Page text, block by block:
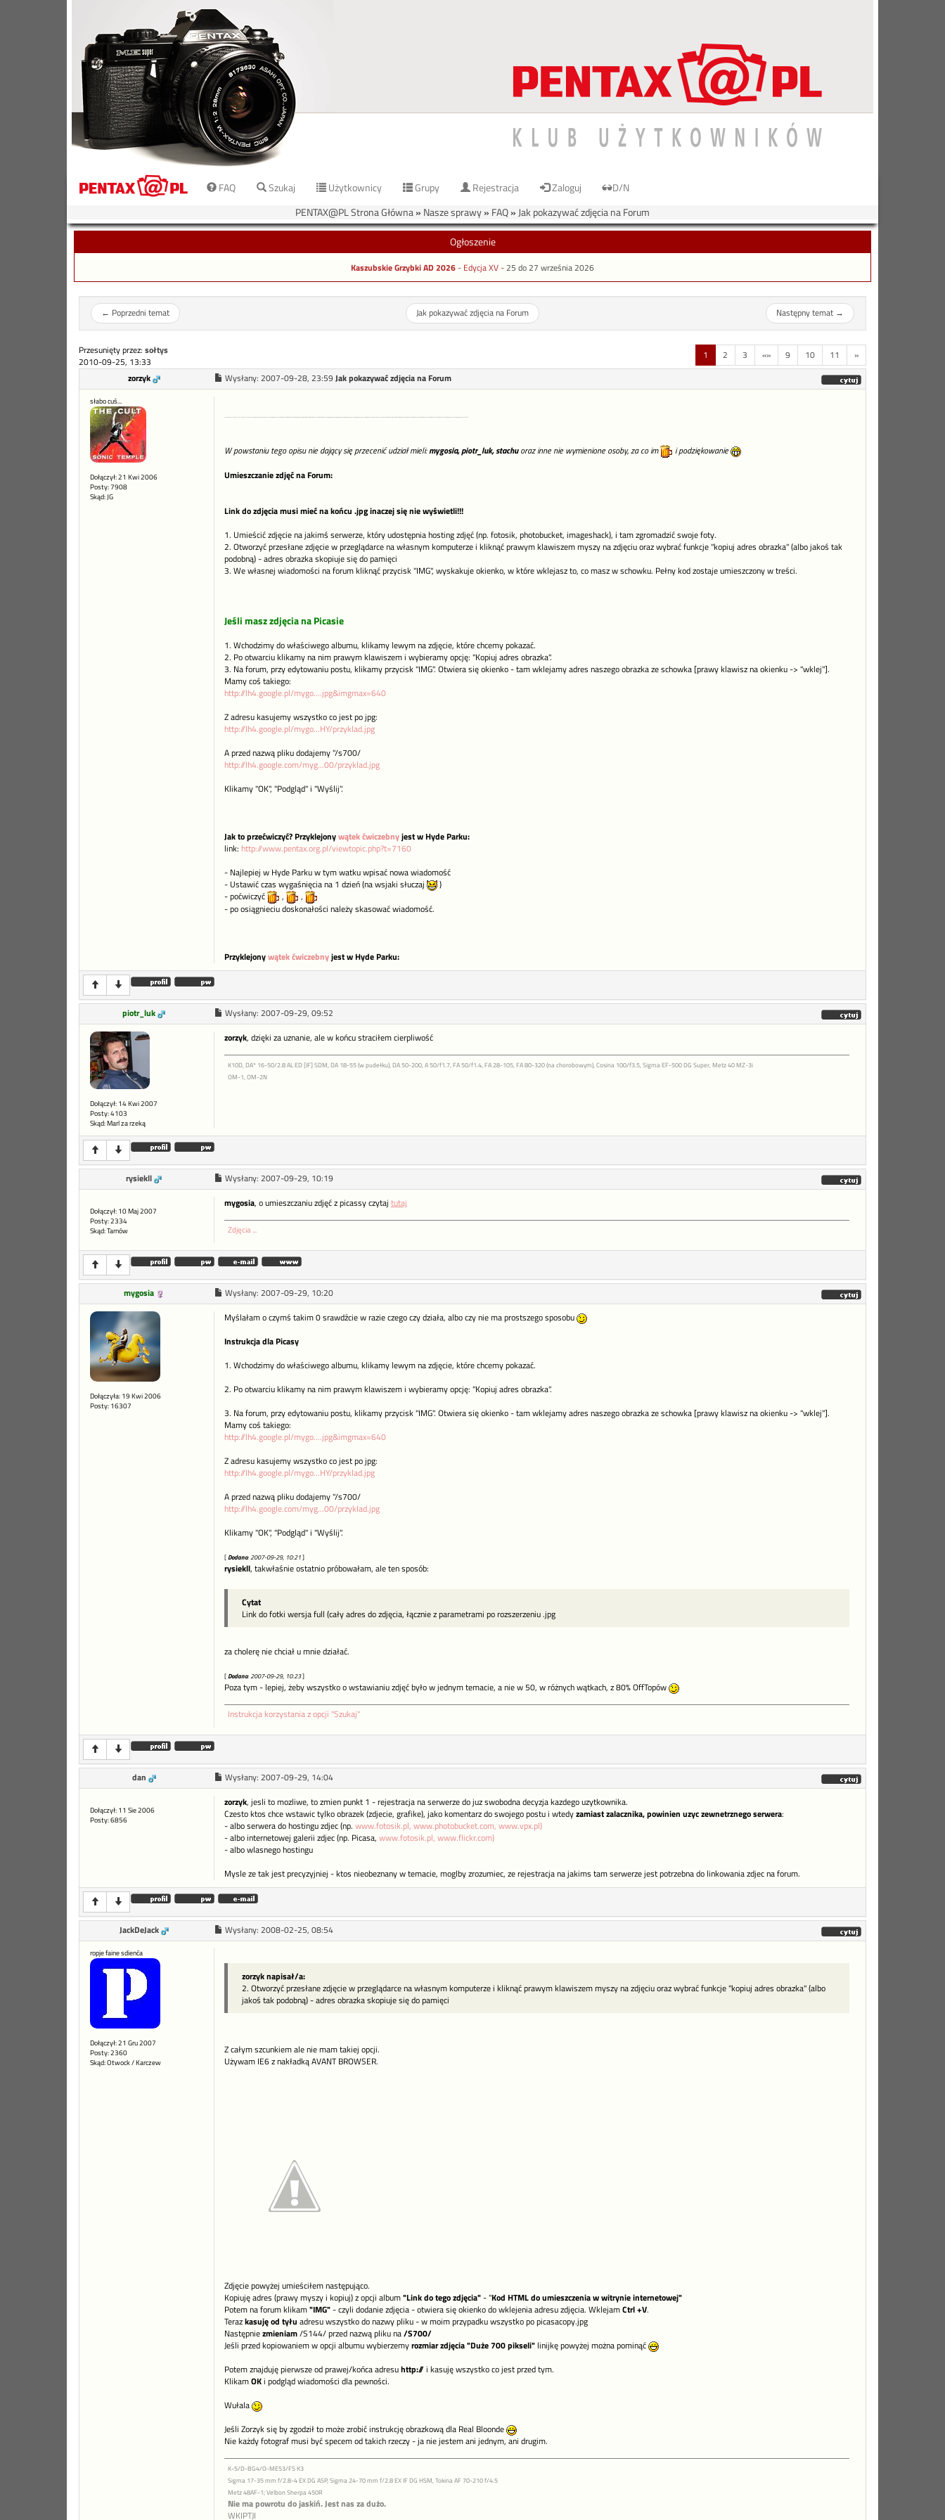
FAQ Szukaj Użytkownicy Grupy Rejestracja Zaloguj
D/N
PENTAX@PL Strona Główna» Nasze sprawy» FAQ» Jak pokazywać zdjęcia na Forum
Ogłoszenie
Kaszubskie Grzybki AD 2026- Edycja XV -25 do 27 września 2026
← Poprzedni temat Jak pokazywać zdjęcia na Forum Następny temat→
Przesunięty przez: sołtys
2010-09-25, 13:33
1 2 3 «» 9 10 11 »
zorzyk Wysłany: 2007-09-28, 23:59 Jak pokazywać zdjęcia na Forum
słabo cuś...
Dołączył: 21 Kwi 2006
Posty: 7908
Skąd: JG
<meta name="Keywords" content="zamieszczanie, zamieścić, umieścić, wstawić zdjęcie, wstawić zdjęcia, wkleić zdjęcie, wkleić zdjęcia, dodać zdjęcie, dodać zdjęcia, dodawać zdjęcie, dodawać zdjęcia, pokazać zdjęcie, pokazać zdjęcia, pokazywać zdjęcie, pokazywać zdjęcia, wstawić fotkę, wstawić fotki, wkleić fotkę, wkleić fotki, dodać fotkę, dodać fotki, dodawać fotkę, dodawać fotki, pokazać fotkę, pokazać fotki,pokazywać fotkę, pokazywać fotki" />
W powstaniu tego opisu nie dający się przecenić udział mieli:mygosia, piotr_luk, stachuoraz inne nie wymienione osoby, za co im
i podziękowanie
Umieszczanie zdjęć na Forum:
Link do zdjęcia musi mieć na końcu .jpg inaczej się nie wyświetli!!!
1. Umieścić zdjęcie na jakimś serwerze, który udostępnia hosting zdjęć (np. fotosik, photobucket, imageshack), i tam zgromadzić swoje foty.
2. Otworzyć przesłane zdjęcie w przeglądarce na własnym komputerze i kliknąć prawym klawiszem myszy na zdjęciu oraz wybrać funkcje "kopiuj adres obrazka" (albo jakoś tak
podobną) - adres obrazka skopiuje się do pamięci
3. We własnej wiadomości na forum kliknąć przycisk "IMG", wyskakuje okienko, w które wklejasz to, co masz w schowku. Pełny kod zostaje umieszczony w treści.
Jeśli masz zdjęcia na Picasie
1. Wchodzimy do właściwego albumu, klikamy lewym na zdjęcie, które chcemy pokazać.
2. Po otwarciu klikamy na nim prawym klawiszem i wybieramy opcję: "Kopiuj adres obrazka".
3. Na forum, przy edytowaniu postu, klikamy przycisk "IMG". Otwiera się okienko - tam wklejamy adres naszego obrazka ze schowka [prawy klawisz na okienku -> "wklej"].
Mamy coś takiego:
http://lh4.google.pl/mygo....jpg&imgmax=640
Z adresu kasujemy wszystko co jest po jpg:
http://lh4.google.pl/mygo...HY/przyklad.jpg
A przed nazwą pliku dodajemy "/s700/
http://lh4.google.com/myg...00/przyklad.jpg
Klikamy "OK", "Podgląd" i "Wyślij".
Jak to przećwiczyć?Przyklejonywątek ćwiczebnyjest w Hyde Parku:
link: http://www.pentax.org.pl/viewtopic.php?t=7160
- Najlepiej w Hyde Parku w tym watku wpisać nowa wiadomość
- Ustawić czas wygaśnięcia na 1 dzień (na wsjaki słuczaj
)
- poćwiczyć
,
,
- po osiągnieciu doskonałości należy skasować wiadomość.
Przyklejonywątek ćwiczebnyjest w Hyde Parku:
piotr_luk Wysłany: 2007-09-29, 09:52
Dołączył: 14 Kwi 2007
Posty: 4103
Skąd: Marl za rzeką
zorzyk, dzięki za uznanie, ale w końcu straciłem cierpliwość
K10D, DA* 16-50/2.8 AL ED [IF] SDM, DA 18-55 (w pudełku), DA 50-200, A 50/f1.7, FA 50/f1.4, FA 28-105, FA 80-320 (na chorobowym), Cosina 100/f3.5, Sigma EF-500 DG Super, Metz 40 MZ-3i
OM-1, OM-2N
rysiekll Wysłany: 2007-09-29, 10:19
Dołączył: 10 Maj 2007
Posty: 2334
Skąd: Tarnów
mygosia, o umieszczaniu zdjęć z picassy czytaj tutaj
Zdjęcia ...
mygosia Wysłany: 2007-09-29, 10:20
Dołączyła: 19 Kwi 2006
Posty: 16307
Myślałam o czymś takim 0 srawdźcie w razie czego czy działa, albo czy nie ma prostszego sposobu
Instrukcja dla Picasy
1. Wchodzimy do właściwego albumu, klikamy lewym na zdjęcie, które chcemy pokazać.
2. Po otwarciu klikamy na nim prawym klawiszem i wybieramy opcję: "Kopiuj adres obrazka".
3. Na forum, przy edytowaniu postu, klikamy przycisk "IMG". Otwiera się okienko - tam wklejamy adres naszego obrazka ze schowka [prawy klawisz na okienku -> "wklej"].
Mamy coś takiego:
http://lh4.google.pl/mygo....jpg&imgmax=640
Z adresu kasujemy wszystko co jest po jpg:
http://lh4.google.pl/mygo...HY/przyklad.jpg
A przed nazwą pliku dodajemy "/s700/
http://lh4.google.com/myg...00/przyklad.jpg
Klikamy "OK", "Podgląd" i "Wyślij".
[Dodano: 2007-09-29, 10:21]
rysiekll, takwłaśnie ostatnio próbowałam, ale ten sposób:
Cytat
Link do fotki wersja full (cały adres do zdjęcia, łącznie z parametrami po rozszerzeniu .jpg
za cholerę nie chciał u mnie działać.
[Dodano: 2007-09-29, 10:23]
Poza tym - lepiej, żeby wszystko o wstawianiu zdjęć było w jednym temacie, a nie w 50, w różnych wątkach, z 80% OffTopów
Instrukcja korzystania z opcji "Szukaj"
dan Wysłany: 2007-09-29, 14:04
Dołączył: 11 Sie 2006
Posty: 6856
zorzyk, jesli to mozliwe, to zmien punkt 1 - rejestracja na serwerze do juz swobodna decyzja kazdego uzytkownika.
Czesto ktos chce wstawic tylko obrazek (zdjecie, grafike), jako komentarz do swojego postu i wtedyzamiast zalacznika, powinien uzyc zewnetrznego serwera:
- albo serwera do hostingu zdjec (np. www.fotosik.pl, www.photobucket.com, www.vpx.pl)
- albo internetowej galerii zdjec (np. Picasa, www.fotosik.pl, www.flickr.com)
- albo wlasnego hostingu
Mysle ze tak jest precyzyjniej - ktos nieobeznany w temacie, moglby zrozumiec, ze rejestracja na jakims tam serwerze jest potrzebna do linkowania zdjec na forum.
JackDeJack Wysłany: 2008-02-25, 08:54
ropje faine sdienća
Dołączył: 21 Gru 2007
Posty: 2360
Skąd: Otwock / Karczew
zorzyk napisał/a:
2. Otworzyć przesłane zdjęcie w przeglądarce na własnym komputerze i kliknąć prawym klawiszem myszy na zdjęciu oraz wybrać funkcje "kopiuj adres obrazka" (albo
jakoś tak podobną) - adres obrazka skopiuje się do pamięci
Z całym szcunkiem ale nie mam takiej opcji.
Używam IE6 z nakładką AVANT BROWSER.
Zdjęcie powyżej umieściłem następująco.
Kopiuję adres (prawy myszy i kopiuj) z opcji album"Link do tego zdjęcia"- "Kod HTML do umieszczenia w witrynie internetowej"
Potem na forum klikam"IMG"- czyli dodanie zdjęcia - otwiera się okienko do wklejenia adresu zdjęcia. WklejamCtrl +V.
Terazkasuję od tyłu adresu wszystko do nazwy pliku - w moim przypadku wszystko po picasacopy.jpg
Następniezmieniam/S144/ przed nazwą pliku na/S700/
Jeśli przed kopiowaniem w opcji albumu wybierzemyrozmiar zdjęcia "Duże 700 pikseli" linijkę powyżej można pominąć
Potem znajduję pierwsze od prawej/końca adresuhttp:// i kasuję wszystko co jest przed tym.
KlikamOKi podgląd wiadomości dla pewności.
Wułala
Jeśli Zorzyk się by zgodził to może zrobić instrukcję obrazkową dla Real Bloonde
Nie każdy fotograf musi być specem od takich rzeczy - ja nie jestem ani jednym, ani drugim.
K-5/D-BG4/O-ME53/FS K3
Sigma 17-35 mm f/2.8-4 EX DG ASP, Sigma 24-70 mm f/2.8 EX IF DG HSM, Tokina AF 70-210 f/4.5
Metz 48AF-1; Velbon Sherpa 450R
Nie ma powrotu do jaskiń. Jest nas za dużo.
WKIPTJI